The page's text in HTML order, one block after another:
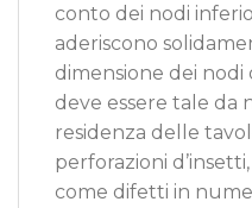
conto dei nodi
aderiscono
dimensione dei nodi
deve essere tale
residenza delle
perforazioni
come difetti in